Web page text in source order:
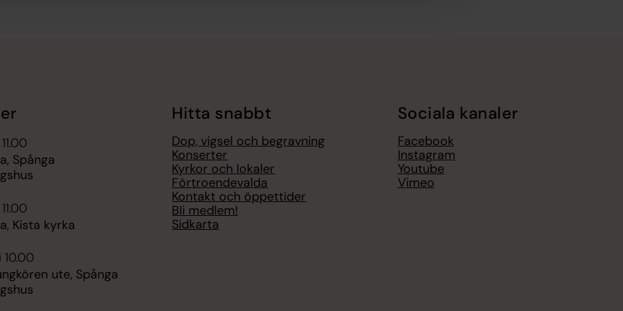
Spånga
Kista kyrka
10.00
ute, Spånga
Hitta snabbt
Dop, vigsel och begravning
Konserter
Kyrkor och lokaler
Förtroendevalda
Kontakt och öppettider
Bli medlem!
Sidkarta
Sociala kanaler
Facebook
Instagram
Youtube
Vimeo